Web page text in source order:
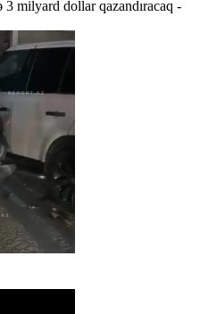
milyard dollar qazandıracaq -